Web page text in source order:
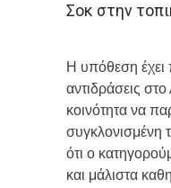
Σοκ στην
Η υπόθεση έχει
αντιδράσεις
κοινότητα να
συγκλονισμένη
ότι ο
και μάλιστα